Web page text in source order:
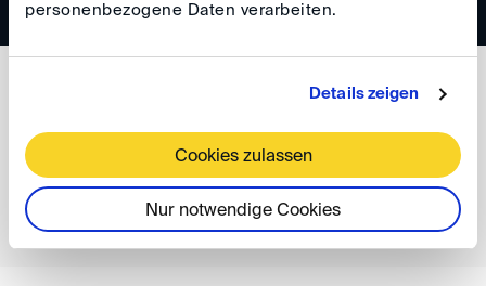
personenbezogene Daten verarbeiten.
Details zeigen
Cookies zulassen
Nur notwendige Cookies
DIS Newsletter 6/2024